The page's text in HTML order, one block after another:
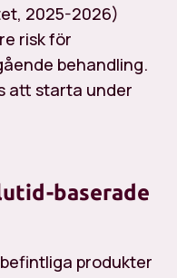
2025-2026)
risk för
behandling.
att starta under
baserade
produkter